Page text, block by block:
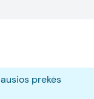
prekės